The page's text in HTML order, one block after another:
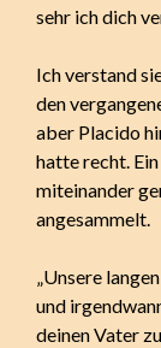
sehr ich dich
Ich verstand
den
aber Placido
hatte recht.
miteinander
angesammelt.
„Unsere
und
deinen Vater